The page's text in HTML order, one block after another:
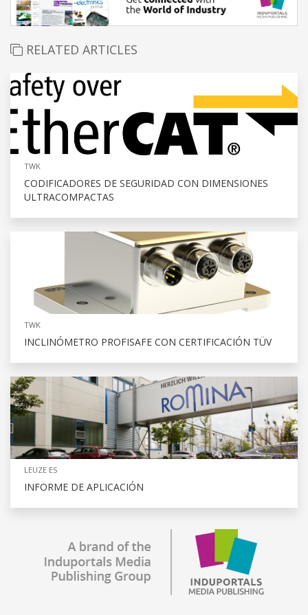
RELATED ARTICLES
TWK
CODIFICADORES DE SEGURIDAD CON DIMENSIONES
ULTRACOMPACTAS
TWK
INCLINÓMETRO PROFISAFE CON CERTIFICACIÓN TÜV
LEUZE ES
INFORME DE APLICACIÓN